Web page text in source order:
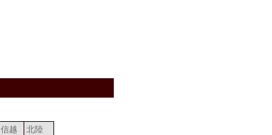
信越
北陸